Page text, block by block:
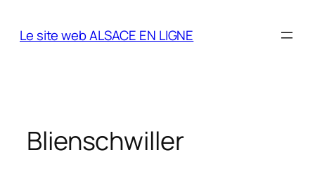
Le site web ALSACE EN LIGNE
Blienschwiller